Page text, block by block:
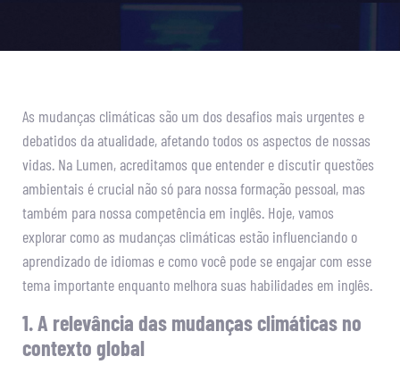
As mudanças climáticas são um dos desafios mais urgentes e
debatidos da atualidade, afetando todos os aspectos de nossas
vidas. Na Lumen, acreditamos que entender e discutir questões
ambientais é crucial não só para nossa formação pessoal, mas
também para nossa competência em inglês. Hoje, vamos
explorar como as mudanças climáticas estão influenciando o
aprendizado de idiomas e como você pode se engajar com esse
tema importante enquanto melhora suas habilidades em inglês.
1. A relevância das mudanças climáticas no
contexto global